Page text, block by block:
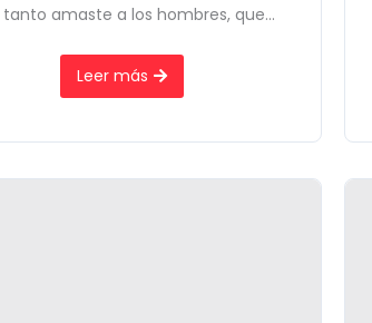
amaste a los hombres, que...
Leer más